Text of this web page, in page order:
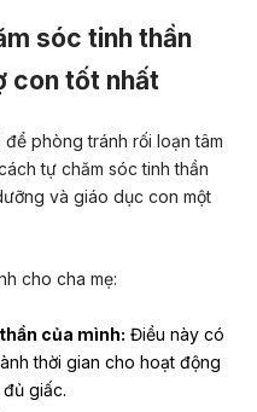
sóc tinh thần
con tốt nhất
phòng tránh rối loạn tâm
tự chăm sóc tinh thần
và giáo dục con một
cho cha mẹ:
của mình: Điều này có
thời gian cho hoạt động
giấc.